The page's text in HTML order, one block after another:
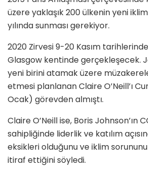
üzere yaklaşık 200 ülkenin yeni
yılında sunması gerekiyor.
2020 Zirvesi 9-20 Kasım tarihlerinde
Glasgow kentinde gerçekleşecek.
yeni birini atamak üzere
etmesi planlanan Claire O’Neill’ı
Ocak) görevden almıştı.
Claire O’Neill ise, Boris Johnson’ın
sahipliğinde liderlik ve katılım
eksikleri olduğunu ve iklim sorununu
itiraf ettiğini söyledi.